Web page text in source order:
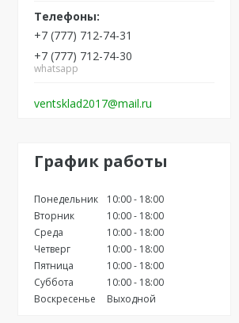
+7 (777) 712-74-31
+7 (777) 712-74-30
whatsapp
ventsklad2017@mail.ru
График работы
Понедельник 10:00
18:00
Вторник
10:00
18:00
Среда
10:00
18:00
Четверг
10:00
18:00
Пятница
10:00
18:00
Суббота
10:00
18:00
Воскресенье
Выходной